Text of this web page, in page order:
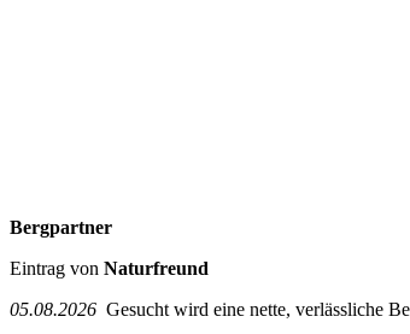
Bergpartner
Eintrag von Naturfreund
05.08.2026 Gesucht wird eine nette, verlässliche